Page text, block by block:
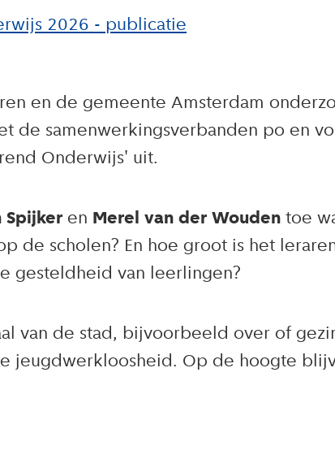
2026 - publicatie
en de gemeente Amsterdam
de samenwerkingsverbanden po en
Onderwijs' uit.
Spijker en Merel van der Wouden toe
de scholen? En hoe groot is het
gesteldheid van leerlingen?
van de stad, bijvoorbeeld over of
jeugdwerkloosheid. Op de hoogte